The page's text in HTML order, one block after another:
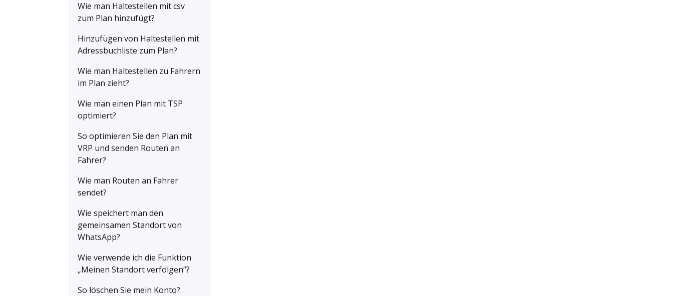
Wie man Haltestellen mit csv
zum Plan hinzufügt?
Hinzufügen von Haltestellen mit
Adressbuchliste zum Plan?
Wie man Haltestellen zu Fahrern
im Plan zieht?
Wie man einen Plan mit TSP
optimiert?
So optimieren Sie den Plan mit
VRP und senden Routen an
Fahrer?
Wie man Routen an Fahrer
sendet?
Wie speichert man den
gemeinsamen Standort von
WhatsApp?
Wie verwende ich die Funktion
„Meinen Standort verfolgen“?
So löschen Sie mein Konto?